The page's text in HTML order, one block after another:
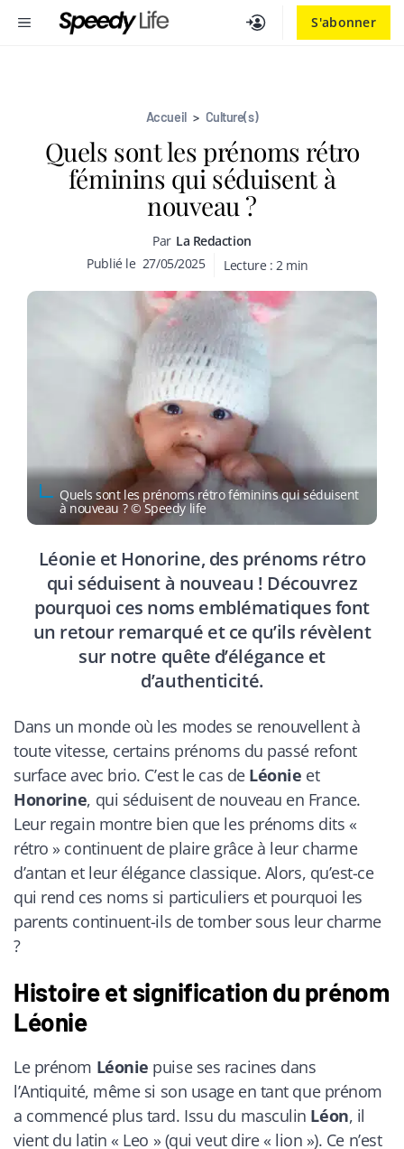
S'abonner
MENU
Accueil > Culture(s)
Quels sont les prénoms rétro
féminins qui séduisent à
nouveau ?
Par La Redaction
Publié le 27/05/2025 Lecture : 2 min
Quels sont les prénoms rétro féminins qui séduisent
à nouveau ? © Speedy life
Léonie et Honorine, des prénoms rétro
qui séduisent à nouveau ! Découvrez
pourquoi ces noms emblématiques font
un retour remarqué et ce qu’ils révèlent
sur notre quête d’élégance et
d’authenticité.
Dans un monde où les modes se renouvellent à
toute vitesse, certains prénoms du passé refont
surface avec brio. C’est le cas de Léonie et
Honorine, qui séduisent de nouveau en France.
Leur regain montre bien que les prénoms dits «
rétro » continuent de plaire grâce à leur charme
d’antan et leur élégance classique. Alors, qu’est-ce
qui rend ces noms si particuliers et pourquoi les
parents continuent-ils de tomber sous leur charme
?
Histoire et signification du prénom
Léonie
Le prénom Léonie puise ses racines dans
l’Antiquité, même si son usage en tant que prénom
a commencé plus tard. Issu du masculin Léon, il
vient du latin « Leo » (qui veut dire « lion »). Ce n’est